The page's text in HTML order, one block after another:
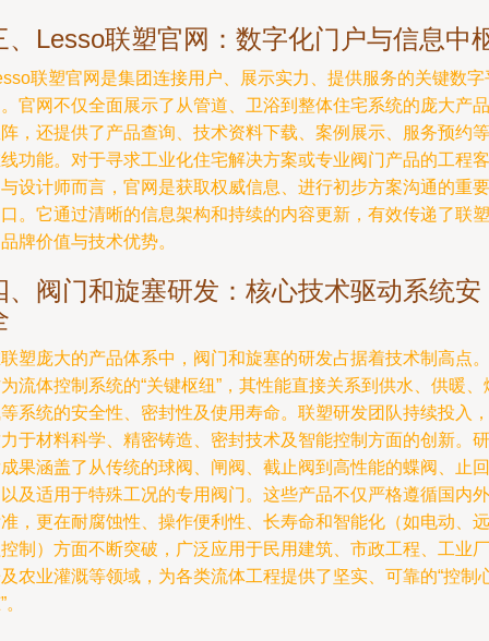
、Lesso联塑官网：数字化门户与信息中
联塑官网是集团连接用户、展示实力、提供服务的关键数字
官网不仅全面展示了从管道、卫浴到整体住宅系统的庞大产品
，还提供了产品查询、技术资料下载、案例展示、服务预约等
功能。对于寻求工业化住宅解决方案或专业阀门产品的工程客
设计师而言，官网是获取权威信息、进行初步方案沟通的重要
。它通过清晰的信息架构和持续的内容更新，有效传递了联塑
牌价值与技术优势。
、阀门和旋塞研发：核心技术驱动系统安
塑庞大的产品体系中，阀门和旋塞的研发占据着技术制高点。
流体控制系统的“关键枢纽”，其性能直接关系到供水、供暖、
系统的安全性、密封性及使用寿命。联塑研发团队持续投入，
于材料科学、精密铸造、密封技术及智能控制方面的创新。研
果涵盖了从传统的球阀、闸阀、截止阀到高性能的蝶阀、止回
及适用于特殊工况的专用阀门。这些产品不仅严格遵循国内外
，更在耐腐蚀性、操作便利性、长寿命和智能化（如电动、远
制）方面不断突破，广泛应用于民用建筑、市政工程、工业厂
农业灌溉等领域，为各类流体工程提供了坚实、可靠的“控制